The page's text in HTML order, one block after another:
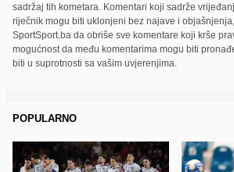
sadržaj tih kometara. Komentari koji sadrže
riječnik mogu biti uklonjeni bez najave i
SportSport.ba da obriše sve komentare koji krše
mogućnost da među komentarima mogu biti
biti u suprotnosti sa vašim uvjerenjima.
POPULARNO